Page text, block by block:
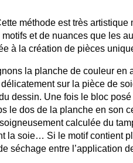
méthode est très
et de nuances que les
à la création de pièces
la planche de couleur en
sur la pièce de
dessin. Une fois le bloc
le dos de la planche en son
calculée du
la soie… Si le motif contient
séchage entre l’application